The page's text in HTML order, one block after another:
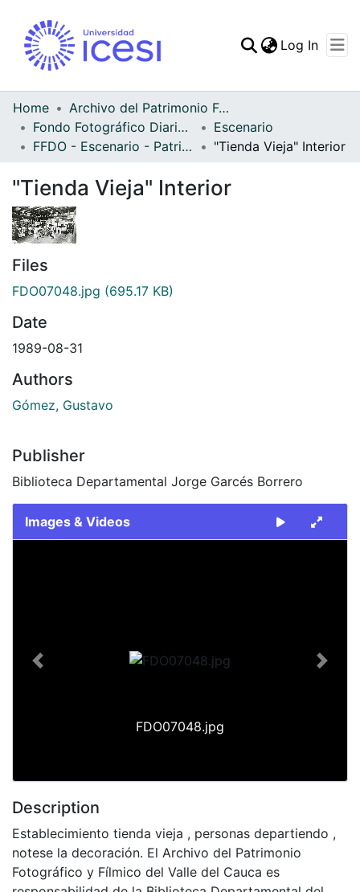
Statistics
Log In
Home
Archivo del Patrimonio Fotográfico y Fílmico del Valle del Cauca
Fondo Fotográfico Diario Occidente
Escenario
FFDO - Escenario - Patrimonial
"Tienda Vieja" Interior
"Tienda Vieja" Interior
Files
FDO07048.jpg (695.17 KB)
Date
1989-08-31
Authors
Gómez, Gustavo
Publisher
Biblioteca Departamental Jorge Garcés Borrero
Images & Videos
FDO07048.jpg
Previous Next
Description
Establecimiento tienda vieja , personas departiendo ,
notese la decoración. El Archivo del Patrimonio
Fotográfico y Fílmico del Valle del Cauca es